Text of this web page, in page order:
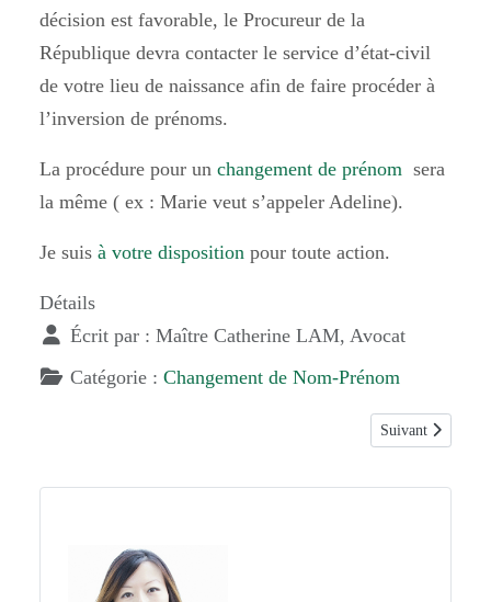
décision est favorable, le Procureur de la
République devra contacter le service d’état-civil
de votre lieu de naissance afin de faire procéder à
l’inversion de prénoms.
La procédure pour un changement de prénom sera
la même ( ex : Marie veut s’appeler Adeline).
Je suis à votre disposition pour toute action.
Détails
Écrit par : Maître Catherine LAM, Avocat
Catégorie : Changement de Nom-Prénom
Article suivant :
Suivant